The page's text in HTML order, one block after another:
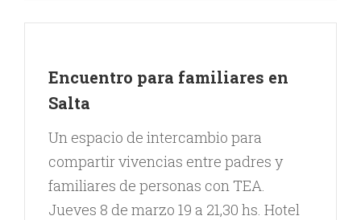
Encuentro para familiares en
Salta
Un espacio de intercambio para
compartir vivencias entre padres y
familiares de personas con TEA.
Jueves 8 de marzo 19 a 21,30 hs. Hotel